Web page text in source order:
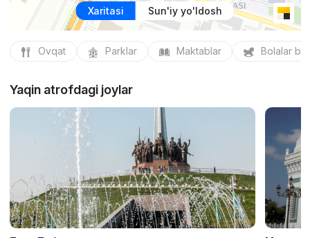
Xaritasi Sun'iy yo'ldosh
Ovqat Parklar Maktablar Bolalar
Yaqin atrofdagi joylar